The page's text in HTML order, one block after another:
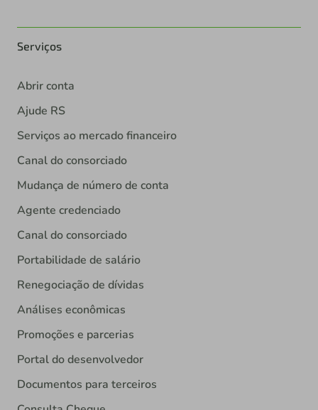
Serviços
Abrir conta
Ajude RS
Serviços ao mercado financeiro
Canal do consorciado
Mudança de número de conta
Agente credenciado
Canal do consorciado
Portabilidade de salário
Renegociação de dívidas
Análises econômicas
Promoções e parcerias
Portal do desenvolvedor
Documentos para terceiros